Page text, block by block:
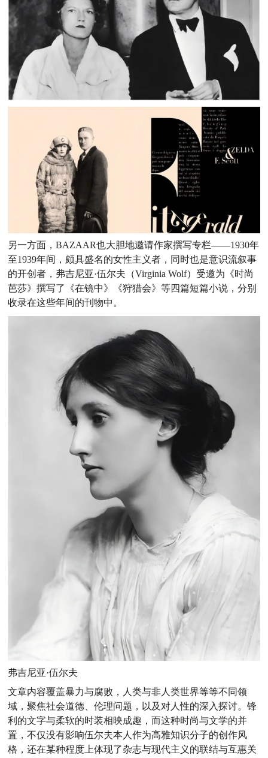
另一方面，BAZAAR也大胆地邀请作家撰写专栏——1930年
至1939年间，颇具盛名的女性主义者，同时也是意识流叙事
的开创者，弗吉尼亚·伍尔夫（Virginia Wolf）受邀为《时尚
芭莎》撰写了《在镜中》《狩猎会》等四篇短篇小说，分别
收录在这些年间的刊物中。
弗吉尼亚·伍尔夫
文章内容覆盖暴力与腐败，人类与非人类世界等等不同领
域，聚焦社会道德、伦理问题，以及对人性的深入探讨。锋
利的文字与柔软的时装相映成趣，而这种时尚与文学的并
置，不仅没有影响伍尔夫本人作为高雅知识分子的创作风
格，还在某种程度上体现了杂志与现代主义的联结与互惠关